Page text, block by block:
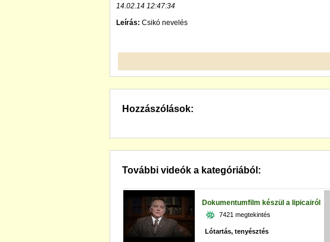
14.02.14 12:47:34
Leírás: Csikó nevelés
Hozzászólások:
További videók a kategóriából:
Dokumentumfilm készül a lipicairól
7421 megtekintés
Lótartás, tenyésztés